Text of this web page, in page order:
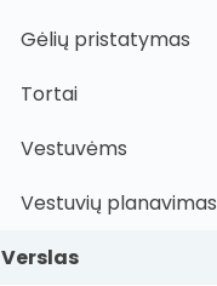
Gėlių pristatymas
Tortai
Vestuvėms
Vestuvių planavimas
Verslas